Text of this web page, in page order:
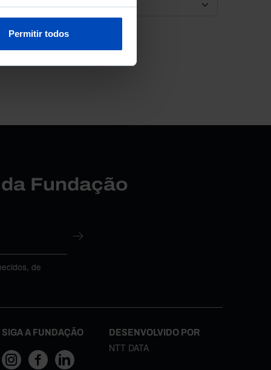
Permitir todos
Fundação
de
SIGA A FUNDAÇÃO DESENVOLVIDO POR
NTT DATA